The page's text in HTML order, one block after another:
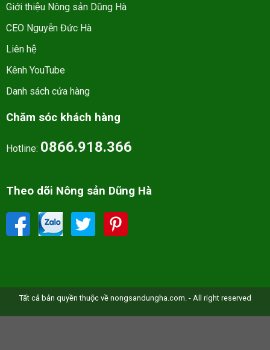
Giới thiệu Nông sản Dũng Hà
CEO Nguyễn Đức Hà
Liên hệ
Kênh YouTube
Danh sách cửa hàng
Chăm sóc khách hàng
Hotline: 0866.918.366
Theo dõi Nông sản Dũng Hà
Tất cả bản quyền thuộc về nongsandungha.com. - All right reserved